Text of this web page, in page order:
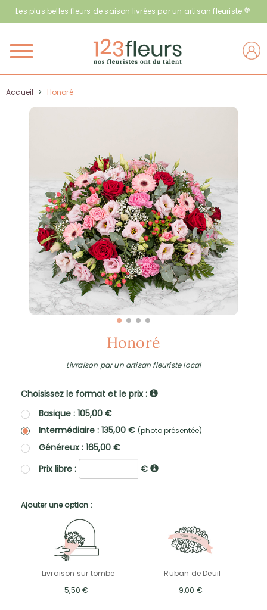
Les plus belles fleurs de saison livrées par un artisan fleuriste 💐
Menu
Accueil > Honoré
Honoré
Livraison par un artisan fleuriste local
Choisissez le format et le prix :
Basique : 105,00 €
Intermédiaire : 135,00 € (photo présentée)
Généreux : 165,00 €
Prix libre :
€
Ajouter une option :
Livraison sur tombe
5,50 €
Ruban de Deuil
9,00 €